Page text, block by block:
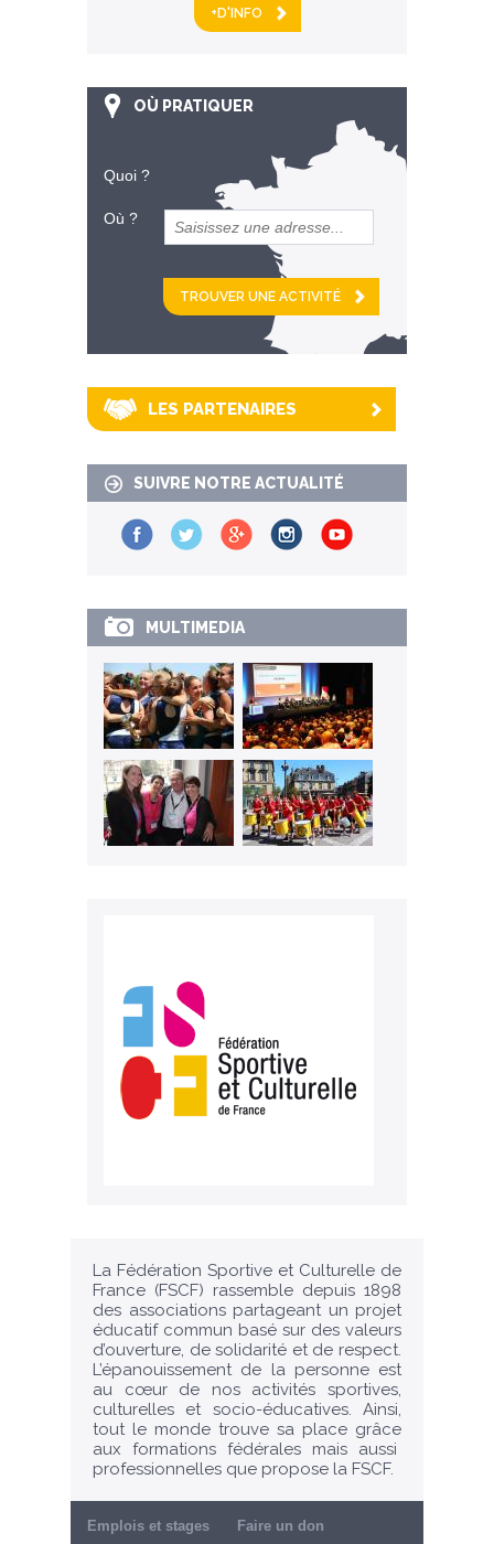
+D'INFO
OÙ PRATIQUER
Quoi ?
Où ?
et
km alentour
LES PARTENAIRES
SUIVRE NOTRE ACTUALITÉ
MULTIMEDIA
La Fédération Sportive et Culturelle de
France (FSCF) rassemble depuis 1898
des associations partageant un projet
éducatif commun basé sur des valeurs
d’ouverture, de solidarité et de respect.
L’épanouissement de la personne est
au cœur de nos activités sportives,
culturelles et socio-éducatives. Ainsi,
tout le monde trouve sa place grâce
aux formations fédérales mais aussi
professionnelles que propose la FSCF.
Emplois et stages Faire un don